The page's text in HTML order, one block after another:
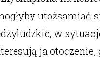
utożsamiać
w
ja otoczenie,